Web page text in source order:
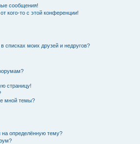
сообщения!
кого-то с этой конференции!
списках моих друзей и недругов?
страницу!
мной темы?
на определённую тему?